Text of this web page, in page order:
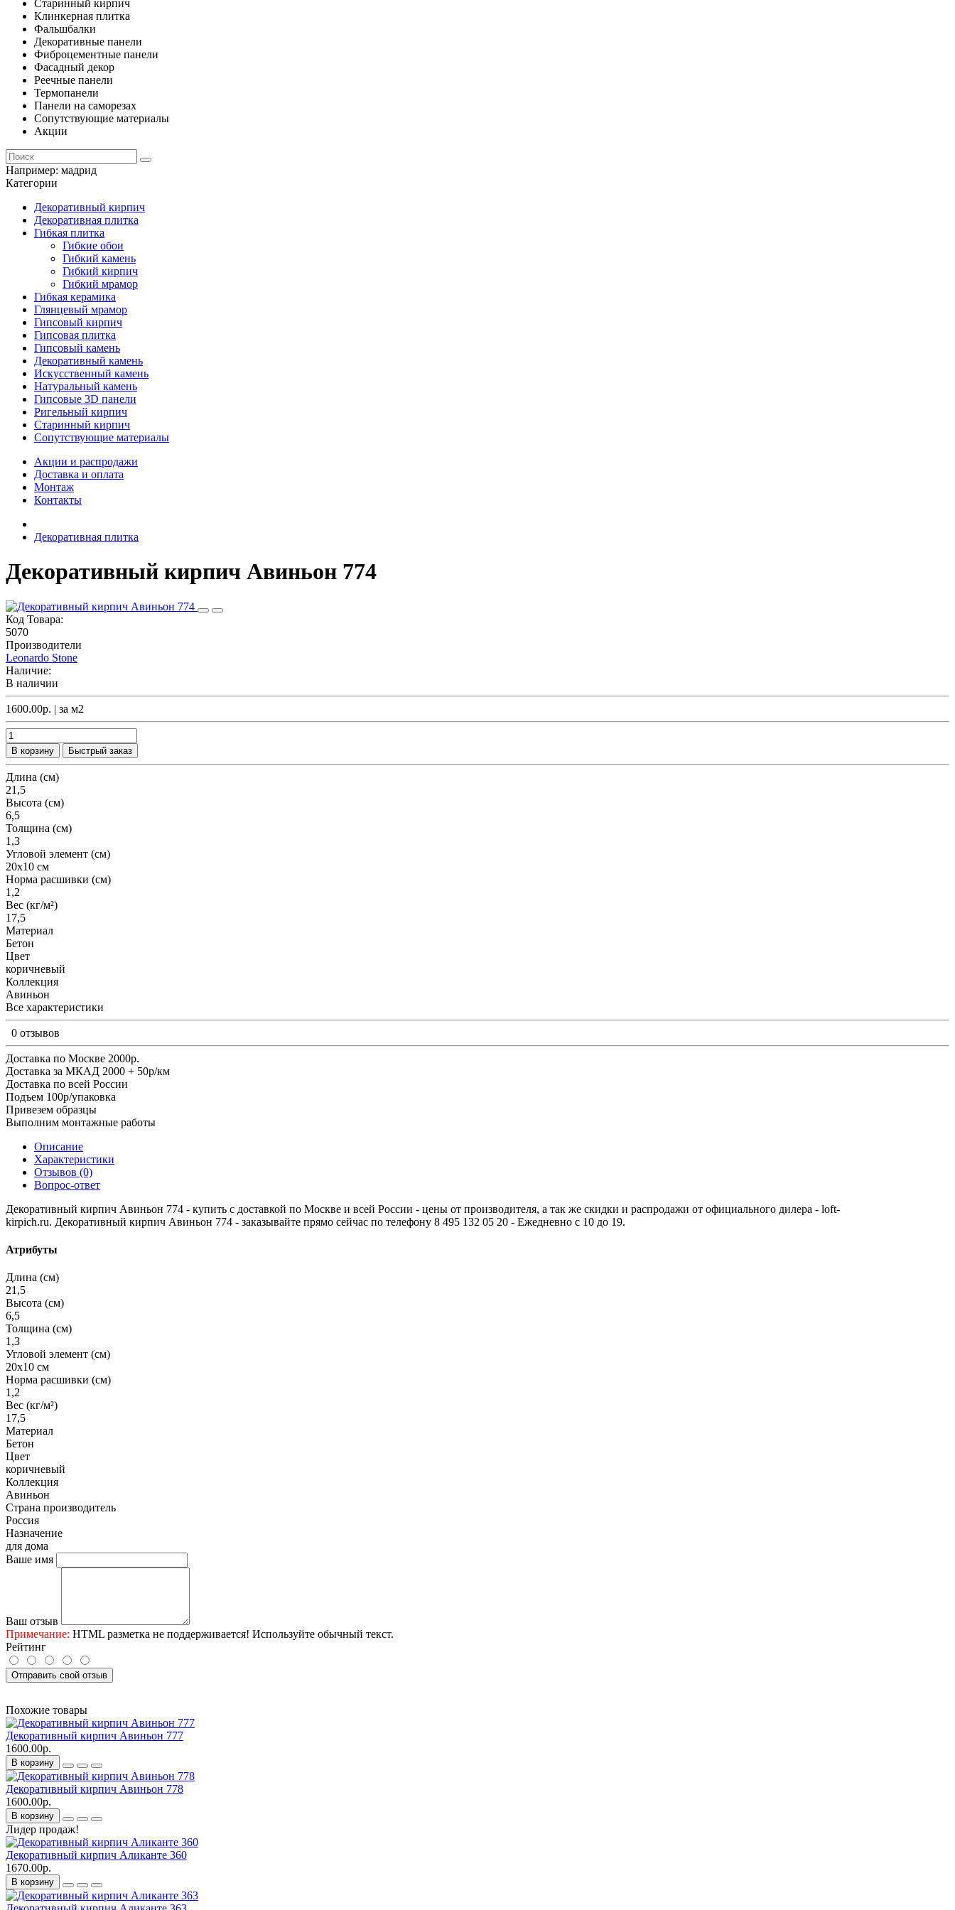
Старинный кирпич
Клинкерная плитка
Фальшбалки
Декоративные панели
Фиброцементные панели
Фасадный декор
Реечные панели
Термопанели
Панели на саморезах
Сопутствующие материалы
Акции
Например: мадрид
Категории
Декоративный кирпич
Декоративная плитка
Гибкая плитка
Гибкие обои
Гибкий камень
Гибкий кирпич
Гибкий мрамор
Гибкая керамика
Глянцевый мрамор
Гипсовый кирпич
Гипсовая плитка
Гипсовый камень
Декоративный камень
Искусственный камень
Натуральный камень
Гипсовые 3D панели
Ригельный кирпич
Старинный кирпич
Сопутствующие материалы
Акции и распродажи
Доставка и оплата
Монтаж
Контакты
Декоративная плитка
Декоративный кирпич Авиньон 774
Код Товара:
5070
Производители
Leonardo Stone
Наличие:
В наличии
1600.00р. | за м2
В корзину Быстрый заказ
Длина (см)
21,5
Высота (см)
6,5
Толщина (см)
1,3
Угловой элемент (см)
20х10 см
Норма расшивки (см)
1,2
Вес (кг/м²)
17,5
Материал
Бетон
Цвет
коричневый
Коллекция
Авиньон
Все характеристики
0 отзывов
Доставка по Москве 2000р.
Доставка за МКАД 2000 + 50р/км
Доставка по всей России
Подъем 100р/упаковка
Привезем образцы
Выполним монтажные работы
Описание
Характеристики
Отзывов (0)
Вопрос-ответ
Декоративный кирпич Авиньон 774 - купить с доставкой по Москве и всей России - цены от производителя, а так же скидки и распродажи от официального дилера - loft-
kirpich.ru. Декоративный кирпич Авиньон 774 - заказывайте прямо сейчас по телефону 8 495 132 05 20 - Ежедневно с 10 до 19.
Атрибуты
Длина (см)
21,5
Высота (см)
6,5
Толщина (см)
1,3
Угловой элемент (см)
20х10 см
Норма расшивки (см)
1,2
Вес (кг/м²)
17,5
Материал
Бетон
Цвет
коричневый
Коллекция
Авиньон
Страна производитель
Россия
Назначение
для дома
Ваше имя
Ваш отзыв
Примечание: HTML разметка не поддерживается! Используйте обычный текст.
Рейтинг
Отправить свой отзыв
Похожие товары
Декоративный кирпич Авиньон 777
1600.00р.
В корзину
Декоративный кирпич Авиньон 778
1600.00р.
В корзину
Лидер продаж!
Декоративный кирпич Аликанте 360
1670.00р.
В корзину